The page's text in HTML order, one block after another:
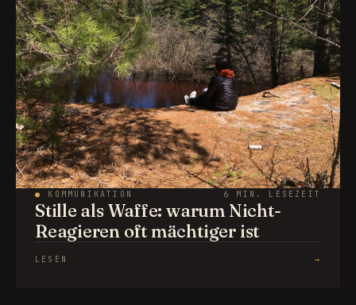
● KOMMUNIKATION 6 MIN. LESEZEIT
Stille als Waffe: warum Nicht-
Reagieren oft mächtiger ist
LESEN →